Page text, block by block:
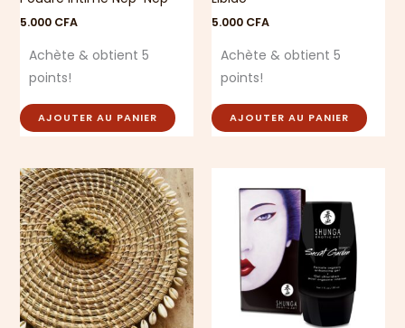
5.000 CFA
Achète & obtient 5
points!
AJOUTER AU PANIER
5.000 CFA
Achète & obtient 5
points!
AJOUTER AU PANIER